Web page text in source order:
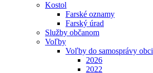
Kostol
Farské oznamy
Farský úrad
Služby občanom
Voľby
Voľby do samosprávy obci
2026
2022